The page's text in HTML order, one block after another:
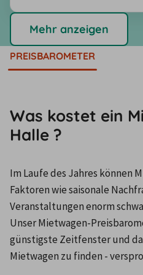
Mehr anzeigen
PREISBAROMETER
Was kostet ein
Halle ?
Im Laufe des Jahres können
Faktoren wie saisonale
Veranstaltungen enorm
Unser Mietwagen-
günstigste Zeitfenster und
Mietwagen zu finden -